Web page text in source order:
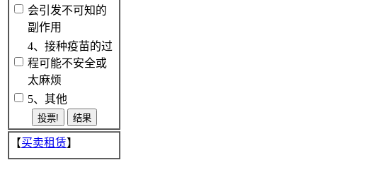
会引发不可知的
副作用
4、接种疫苗的过
程可能不安全或
太麻烦
5、其他
【买卖租赁】